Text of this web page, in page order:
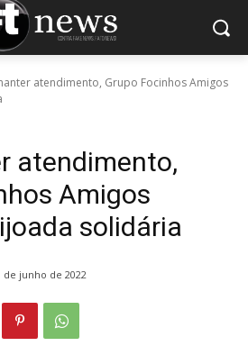
atendimento, Grupo Focinhos Amigos
atendimento,
Amigos
solidária
de junho de 2022